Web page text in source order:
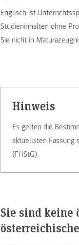
Englisch ist
Studieninhalten ohne
Sie nicht in
Hinweis
Es gelten die
aktuellsten Fassung
(FHStG).
Sie sind keine